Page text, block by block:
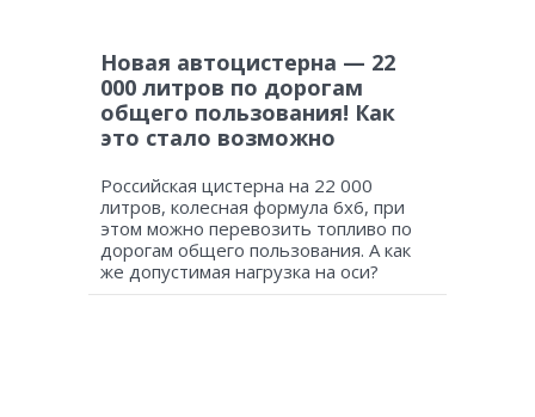
Новая автоцистерна — 22
000 литров по дорогам
общего пользования! Как
это стало возможно
Российская цистерна на 22 000
литров, колесная формула 6х6, при
этом можно перевозить топливо по
дорогам общего пользования. А как
же допустимая нагрузка на оси?